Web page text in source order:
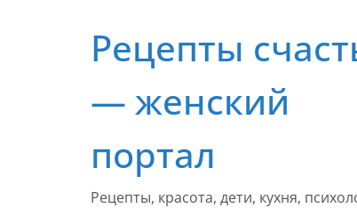
содержимомуРецепты
— женский
портал
Рецепты, красота, дети, кухня,